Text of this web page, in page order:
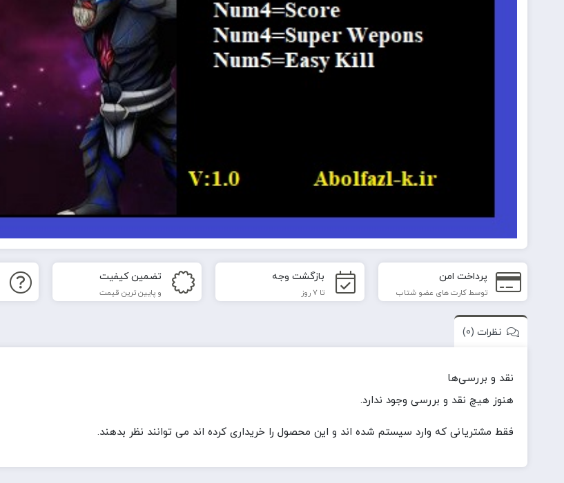
پرداخت امن
توسط کارت های عضو شتاب
بازگشت وجه
تا 7 روز
تضمین کیفیت
و پایین ترین قیمت
نظرات (0)
نقد و بررسی‌ها
هنوز هیچ نقد و بررسی وجود ندارد.
فقط مشتریانی که وارد سیستم شده اند و این محصول را خریداری کرده اند می توانند نظر بدهند.